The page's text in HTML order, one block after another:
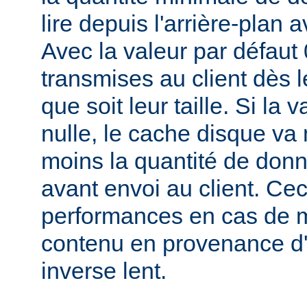
lire depuis l'arrière-plan
Avec la valeur par
transmises au client dès
que soit leur taille. Si la
nulle, le cache disque va
moins la quantité de
avant envoi au client.
performances en cas de
contenu en provenance
inverse lent.